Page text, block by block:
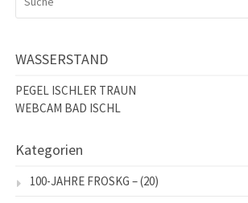
NACH:
WASSERSTAND
PEGEL ISCHLER TRAUN
WEBCAM BAD ISCHL
Kategorien
100-JAHRE FROSKG –(20)